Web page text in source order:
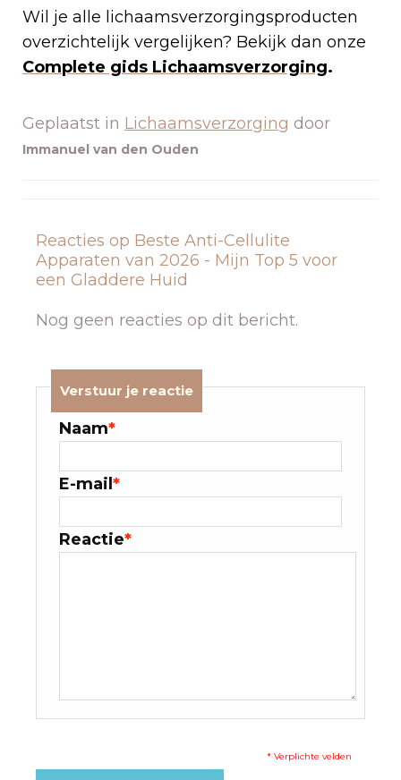
Wil je alle lichaamsverzorgingsproducten
overzichtelijk vergelijken? Bekijk dan onze
Complete gids Lichaamsverzorging.
Geplaatst in Lichaamsverzorging door
Immanuel van den Ouden
Reacties op Beste Anti-Cellulite
Apparaten van 2026 - Mijn Top 5 voor
een Gladdere Huid
Nog geen reacties op dit bericht.
Verstuur je reactie
Naam*
E-mail *
Reactie*
* Verplichte velden